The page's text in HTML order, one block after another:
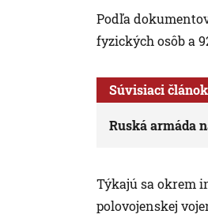
Podľa
fyzických osôb a
Súvisiaci článok
Ruská armáda
Týkajú sa okrem
polovojenskej